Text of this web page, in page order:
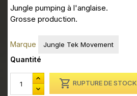
Jungle pumping à l'anglaise.
Grosse production.
Marque Jungle Tek Movement
Quantité
 RUPTURE DE STOCK